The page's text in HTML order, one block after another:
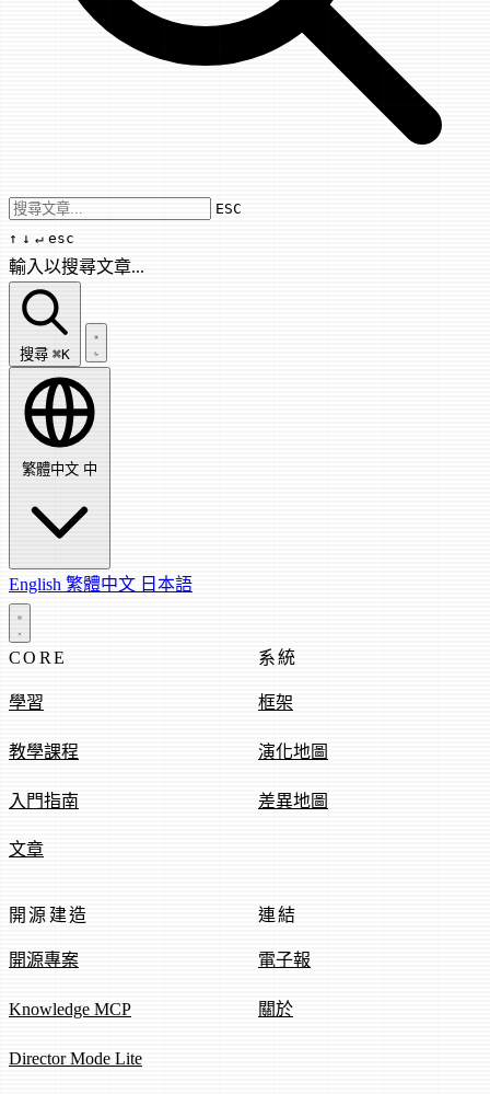
Use arrow keys to navigate results,
ESC
↑ ↓ ↵ esc
輸入以搜尋文章...
搜尋文章...
搜尋 ⌘K
繁體中文 中
English 繁體中文 日本語
CORE
學習
教學課程
入門指南
文章
系統
框架
演化地圖
差異地圖
開源建造
開源專案
Knowledge MCP
Director Mode Lite
連結
電子報
關於